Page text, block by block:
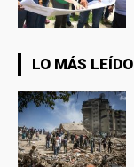
LO MÁS LEÍDO